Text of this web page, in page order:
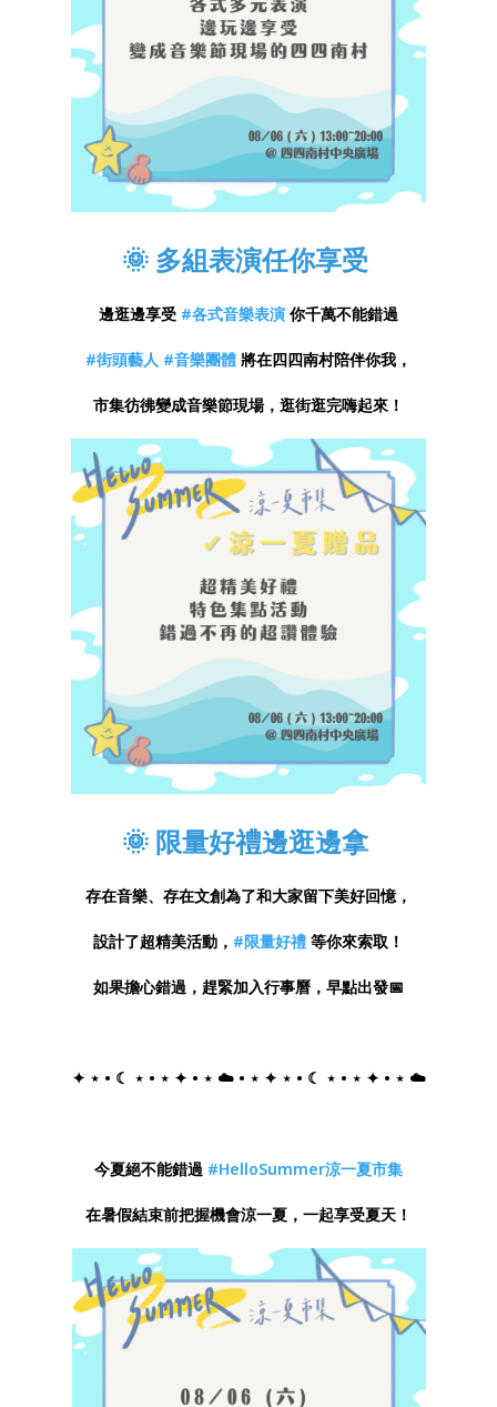
🌞 多組表演任你享受
邊逛邊享受 #各式音樂表演 你千萬不能錯過
#街頭藝人 #音樂團體 將在四四南村陪伴你我，
市集彷彿變成音樂節現場，逛街逛完嗨起來！
🌞 限量好禮邊逛邊拿
存在音樂、存在文創為了和大家留下美好回憶，
設計了超精美活動， #限量好禮 等你來索取！
如果擔心錯過，趕緊加入行事曆，早點出發📅
✦ ⋆ • ☾ ⋆ • ⋆ ✦ • ⋆ ☁️ • ⋆ ✦ ⋆ • ☾ ⋆ • ⋆ ✦ • ⋆ ☁️
今夏絕不能錯過 #HelloSummer涼一夏市集
在暑假結束前把握機會涼一夏，一起享受夏天！